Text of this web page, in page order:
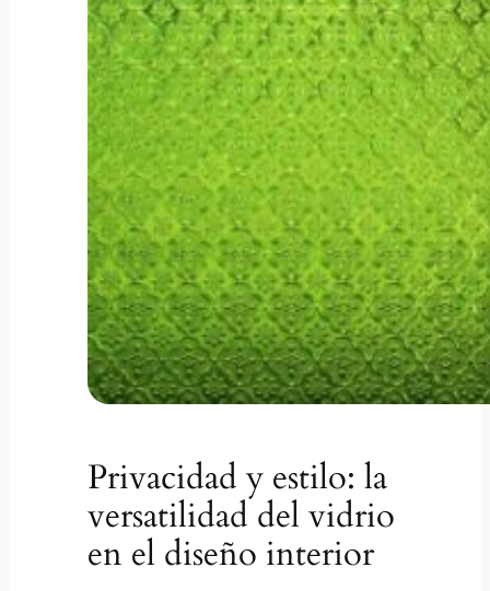
Privacidad y estilo: la
versatilidad del vidrio
en el diseño interior